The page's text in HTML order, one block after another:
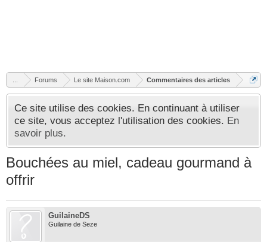
Forums Le site Maison.com Commentaires des articles
Ce site utilise des cookies. En continuant à utiliser
ce site, vous acceptez l'utilisation des cookies. En
savoir plus.
Bouchées au miel, cadeau gourmand à
offrir
GuilaineDS
Guilaine de Seze